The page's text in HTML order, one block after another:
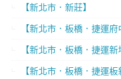
【新北市．新莊】
【新北市．板橋．捷運府
【新北市．板橋．捷運新
【新北市．板橋．捷運板